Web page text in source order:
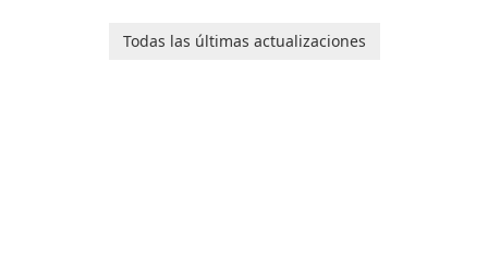
designed to help you
Todas las últimas actualizaciones